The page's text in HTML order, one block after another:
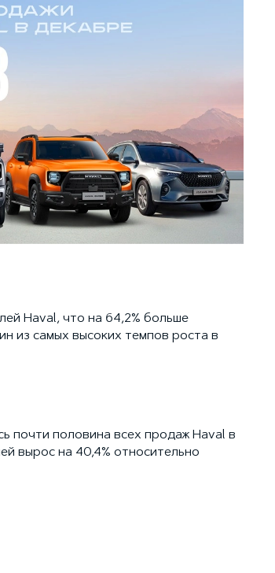
Haval, что на 64,2% больше
из самых высоких темпов роста в
почти половина всех продаж Haval в
вырос на 40,4% относительно